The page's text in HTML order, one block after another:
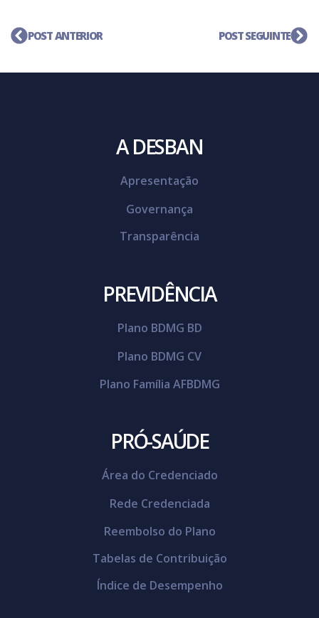
POST ANTERIOR POST SEGUINTE
A DESBAN
Apresentação
Governança
Transparência
PREVIDÊNCIA
Plano BDMG BD
Plano BDMG CV
Plano Família AFBDMG
PRÓ-SAÚDE
Área do Credenciado
Rede Credenciada
Reembolso do Plano
Tabelas de Contribuição
Índice de Desempenho